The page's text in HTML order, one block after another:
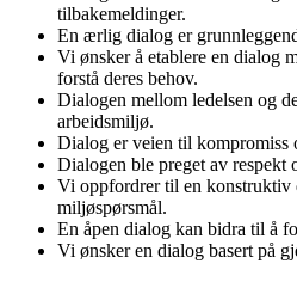
tilbakemeldinger.
En ærlig dialog er
Vi ønsker å etablere en dialog
forstå deres behov.
Dialogen mellom ledelsen og
arbeidsmiljø.
Dialog er veien til kompromiss
Dialogen ble preget av respekt
Vi oppfordrer til en konstruktiv
miljøspørsmål.
En åpen dialog kan bidra til å
Vi ønsker en dialog basert på